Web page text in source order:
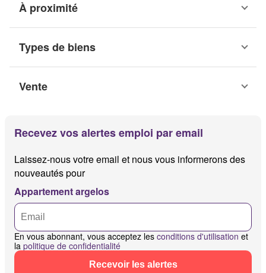
À proximité
Types de biens
Vente
Recevez vos alertes emploi par email
Laissez-nous votre email et nous vous informerons des
nouveautés pour
Appartement argelos
En vous abonnant, vous acceptez les conditions d'utilisation et
la politique de confidentialité
Recevoir les alertes